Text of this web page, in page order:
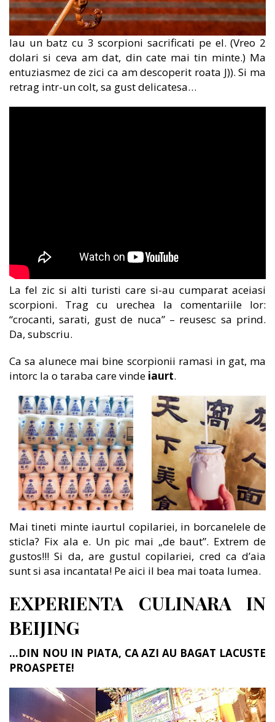
Iau un batz cu 3 scorpioni sacrificati pe el. (Vreo 2
dolari si ceva am dat, din cate mai tin minte.) Ma
entuziasmez de zici ca am descoperit roata J)). Si ma
retrag intr-un colt, sa gust delicatesa…
La fel zic si alti turisti care si-au cumparat aceiasi
scorpioni. Trag cu urechea la comentariile lor:
“crocanti, sarati, gust de nuca” – reusesc sa prind.
Da, subscriu.
Ca sa alunece mai bine scorpionii ramasi in gat, ma
intorc la o taraba care vinde iaurt.
Mai tineti minte iaurtul copilariei, in borcanelele de
sticla? Fix ala e. Un pic mai „de baut”. Extrem de
gustos!!! Si da, are gustul copilariei, cred ca d’aia
sunt si asa incantata! Pe aici il bea mai toata lumea.
EXPERIENTA CULINARA IN
BEIJING
…DIN NOU IN PIATA, CA AZI AU BAGAT LACUSTE
PROASPETE!